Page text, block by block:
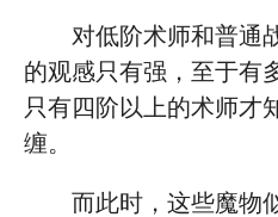
对低阶术师和普通
的观感只有强，至于有
只有四阶以上的术师才
缠。
而此时，这些魔物